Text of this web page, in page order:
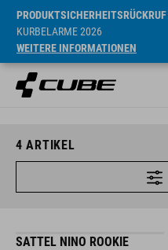
PRODUKTSICHERHEITSRÜCKRUF
KURBELARME 2026
WEITERE INFORMATIONEN
4 ARTIKEL
SATTEL NINO ROOKIE